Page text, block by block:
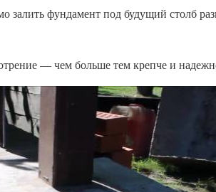
залить фундамент под будущий столб
— чем больше тем крепче и